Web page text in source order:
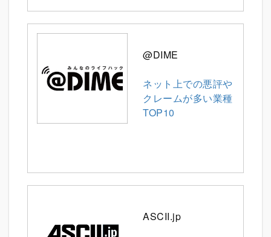
@DIME
ネット上での悪評や
クレームが多い業種
TOP10
ASCII.jp